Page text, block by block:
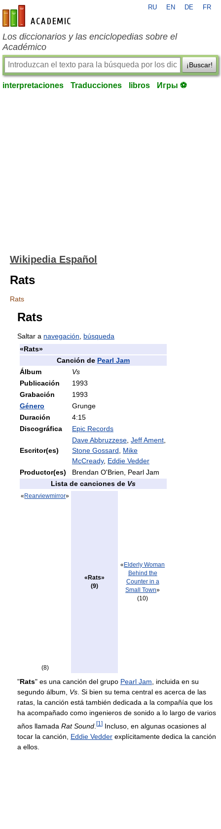
es-academic.com
RU EN DE FR
Los diccionarios y las enciclopedias sobre el
Académico
¡Buscar!
interpretaciones Traducciones libros Игры ⚽
Wikipedia Español
Rats
Rats
Rats
Saltar a navegación
búsqueda
«Rats»
Canción de Pearl Jam
Álbum
Vs
Publicación
1993
Grabación
1993
Género
Grunge
Duración
4:15
Discográfica
Epic Records
Escritor(es)
Dave Abbruzzese Jeff Ament
Stone Gossard
Mike
McCready, Eddie Vedder
Productor(es)
Brendan O'Brien, Pearl Jam
Lista de canciones de Vs
« Rearviewmirror»
(8)
«Rats»
(9)
« Elderly Woman
Behind the
Counter in a
Small Town»
(10)
"Rats" es una canción del grupo Pearl Jam , incluida en su
segundo álbum, Vs . Si bien su tema central es acerca de las
ratas, la canción está también dedicada a la compañía que los
ha acompañado como ingenieros de sonido a lo largo de varios
años llamada Rat Sound [1 ] Incluso, en algunas ocasiones al
tocar la canción, Eddie Vedder explícitamente dedica la canción
a ellos.